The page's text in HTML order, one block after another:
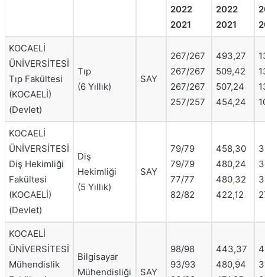
2022
2021
2022
2021
KOCAELİ
ÜNİVERSİTESİ
Tıp Fakültesi
(KOCAELİ)
(Devlet)
Tıp
(6 Yıllık)
SAY
267/267
267/267
267/267
257/257
493,27
509,42
507,24
454,24
KOCAELİ
ÜNİVERSİTESİ
Diş Hekimliği
Fakültesi
(KOCAELİ)
(Devlet)
Diş
Hekimliği
(5 Yıllık)
SAY
79/79
79/79
77/77
82/82
458,30
480,24
480,32
422,12
KOCAELİ
ÜNİVERSİTESİ
Mühendislik
Bilgisayar
Mühendisliği
SAY
98/98
93/93
443,37
480,94